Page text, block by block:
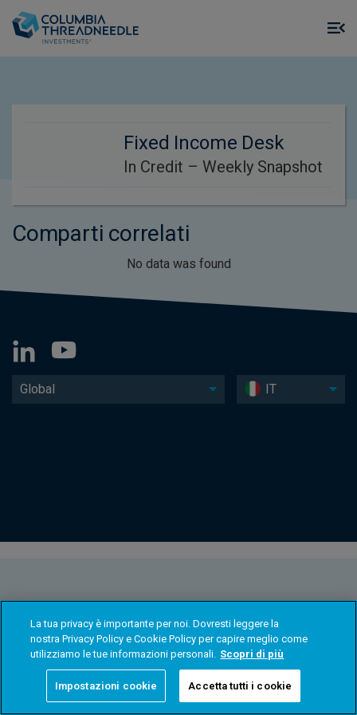
Fixed Income Desk
In Credit – Weekly Snapshot
Comparti correlati
No data was found
Global IT
La tua privacy è importante per noi. Dovresti leggere la
nostra Privacy Policy e Cookie Policy per capire meglio come
utilizziamo le tue informazioni personali. Scopri di più
Impostazioni cookie Accetta tutti i cookie